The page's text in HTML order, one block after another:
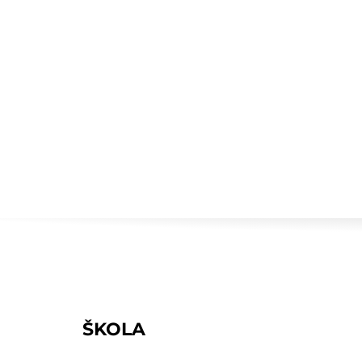
ŠKOLA